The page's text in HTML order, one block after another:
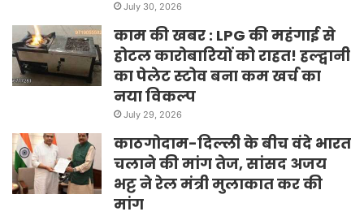
July 30, 2026
काम की खबर : LPG की महंगाई से
होटल कारोबारियों को राहत! हल्द्वानी
का पेलेट स्टोव बना कम खर्च का
नया विकल्प
July 29, 2026
काठगोदाम-दिल्ली के बीच वंदे भारत
चलाने की मांग तेज, सांसद अजय
भट्ट ने रेल मंत्री मुलाकात कर की
मांग